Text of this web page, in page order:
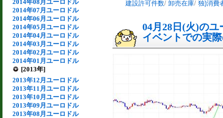
2014年08月ユーロドル
2014年07月ユーロドル
2014年06月ユーロドル
2014年05月ユーロドル
2014年04月ユーロドル
2014年03月ユーロドル
2014年02月ユーロドル
2014年01月ユーロドル
[2013年]
2013年12月ユーロドル
2013年11月ユーロドル
2013年10月ユーロドル
2013年09月ユーロドル
2013年08月ユーロドル
建設許可件数/ 卸売在庫/ 独)消費
04月28日(火)の
イベントでの実